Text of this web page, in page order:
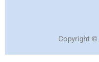
Copyright ©